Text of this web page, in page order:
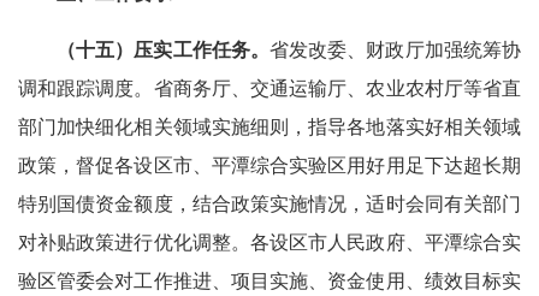
（十五）压实工作任务。 省发改委、财政厅加强统筹协
调和跟踪调度。省商务厅、交通运输厅、农业农村厅等省直
部门加快细化相关领域实施细则，指导各地落实好相关领域
政策，督促各设区市、平潭综合实验区用好用足下达超长期
特别国债资金额度，结合政策实施情况，适时会同有关部门
对补贴政策进行优化调整。各设区市人民政府、平潭综合实
验区管委会对工作推进、项目实施、资金使用、绩效目标实